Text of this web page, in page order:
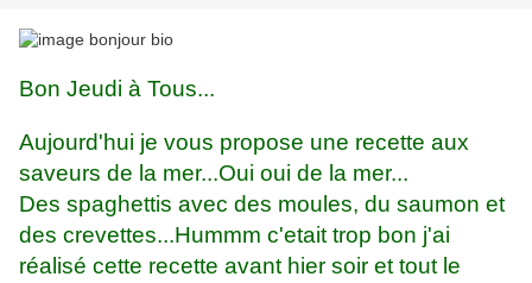
Bon Jeudi à Tous...
Aujourd'hui je vous propose une recette aux
saveurs de la mer...Oui oui de la mer...
Des spaghettis avec des moules, du saumon et
des crevettes...Hummm c'etait trop bon j'ai
réalisé cette recette avant hier soir et tout le